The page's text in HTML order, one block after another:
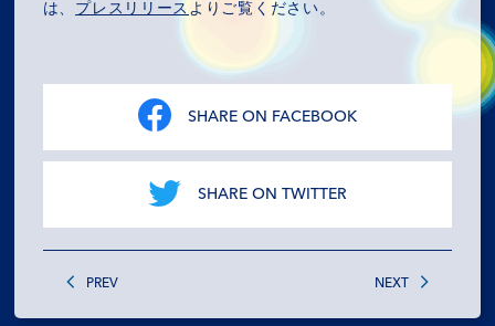
MISSION
COMPANY
SERVICES
RECRUIT
NEWS
は、 プレスリリース よりご覧ください。
SHARE ON FACEBOOK
SHARE ON TWITTER
PREV NEXT